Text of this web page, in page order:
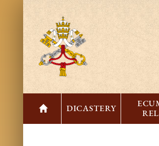
DICASTERY